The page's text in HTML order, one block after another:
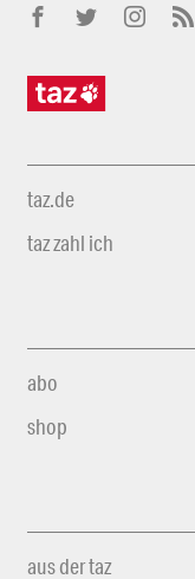
taz.de
taz zahl ich
abo
shop
aus der taz